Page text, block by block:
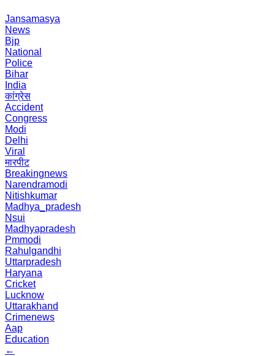
Jansamasya
News
Bjp
National
Police
Bihar
India
कांग्रेस
Accident
Congress
Modi
Delhi
Viral
मारपीट
Breakingnews
Narendramodi
Nitishkumar
Madhya_pradesh
Nsui
Madhyapradesh
Pmmodi
Rahulgandhi
Uttarpradesh
Haryana
Cricket
Lucknow
Uttarakhand
Crimenews
Aap
Education
←